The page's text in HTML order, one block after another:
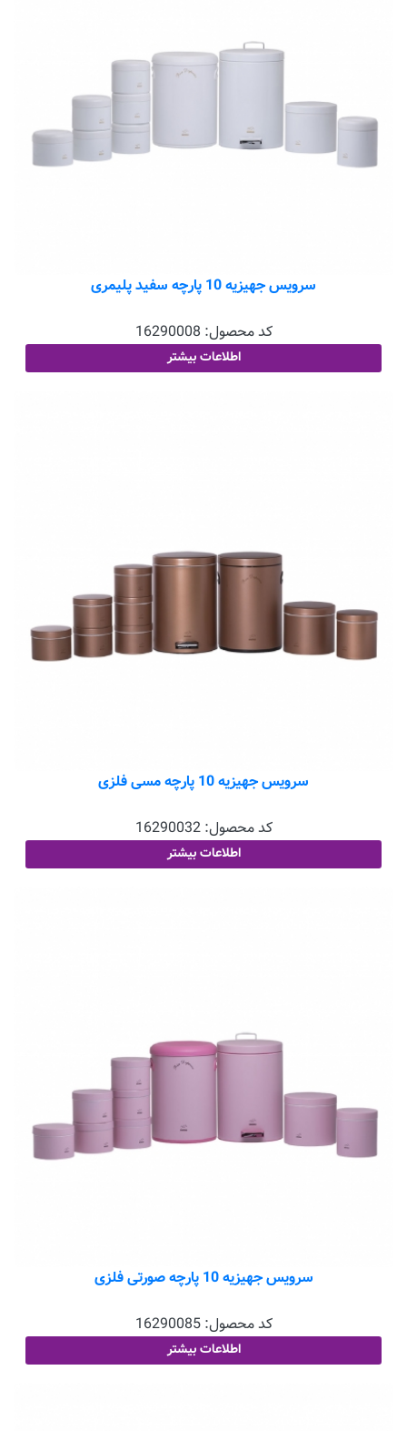
سرویس جهیزیه 10 پارچه سفید پلیمری
کد محصول: 16290008
اطلاعات بیشتر
سرویس جهیزیه 10 پارچه مسی فلزی
کد محصول:16290032
اطلاعات بیشتر
سرویس جهیزیه 10 پارچه صورتی فلزی
کد محصول:16290085
اطلاعات بیشتر